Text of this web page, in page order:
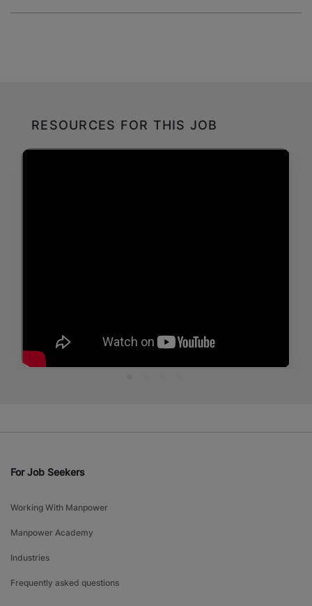
RESOURCES FOR THIS JOB
For Job Seekers
Working With Manpower
Manpower Academy
Industries
Frequently asked questions